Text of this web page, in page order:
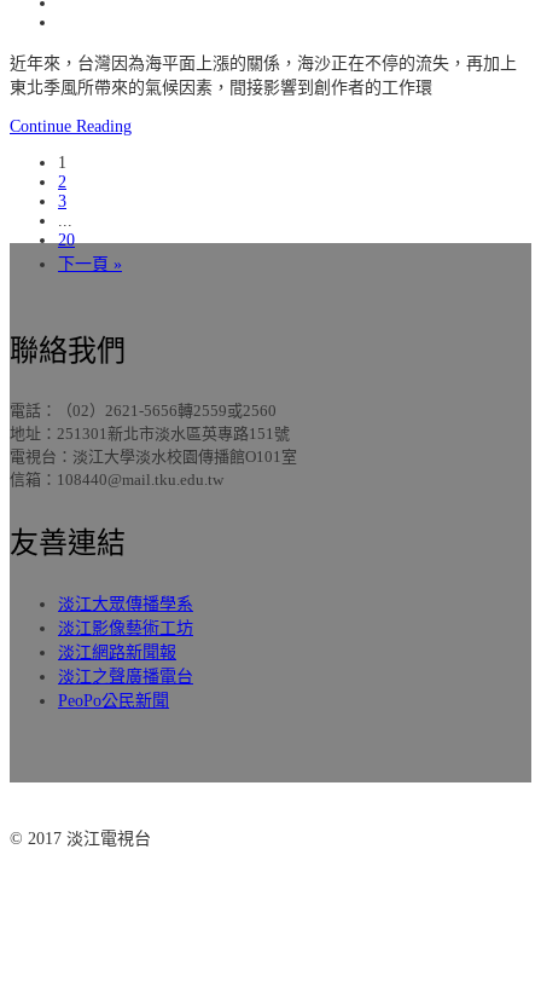
近年來，台灣因為海平面上漲的關係，海沙正在不停的流失，再加上
東北季風所帶來的氣候因素，間接影響到創作者的工作環
Continue Reading
1
2
3
...
20
下一頁 »
聯絡我們
電話：（02）2621-5656轉2559或2560
地址：251301新北市淡水區英專路151號
電視台：淡江大學淡水校園傳播館O101室
信箱：108440@mail.tku.edu.tw
友善連結
淡江大眾傳播學系
淡江影像藝術工坊
淡江網路新聞報
淡江之聲廣播電台
PeoPo公民新聞
© 2017 淡江電視台